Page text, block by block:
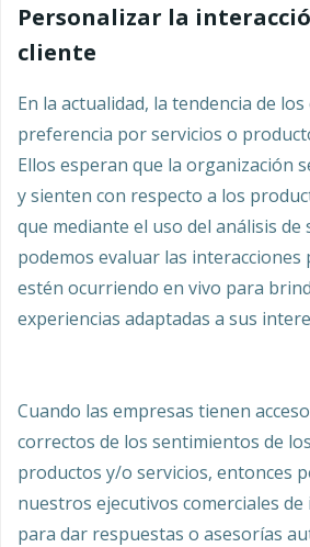
Personalizar la
cliente
En la actualidad, la tendencia de
preferencia por servicios o
Ellos esperan que la organización
y sienten con respecto a los
que mediante el uso del análisis
podemos evaluar las interacciones
estén ocurriendo en vivo para
experiencias adaptadas a sus
Cuando las empresas tienen
correctos de los sentimientos de
productos y/o servicios, entonces
nuestros ejecutivos comerciales
para dar respuestas o asesorías